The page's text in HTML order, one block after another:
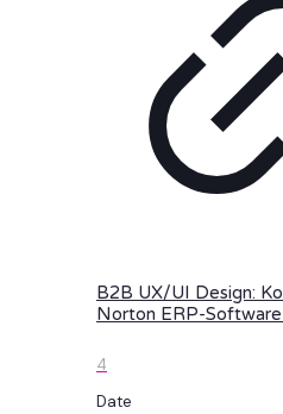
B2B UX/UI Design:
Norton ERP-
4
Date